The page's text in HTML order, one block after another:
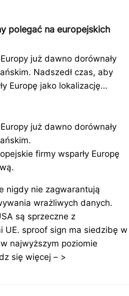
polegać na europejskich
już dawno dorównały
Nadszedł czas, aby
Europę jako lokalizację…
już dawno dorównały
firmy wsparły Europę
nigdy nie zagwarantują
wrażliwych danych.
są sprzeczne z
UE. sproof sign ma siedzibę w
najwyższym poziomie
się więcej – >